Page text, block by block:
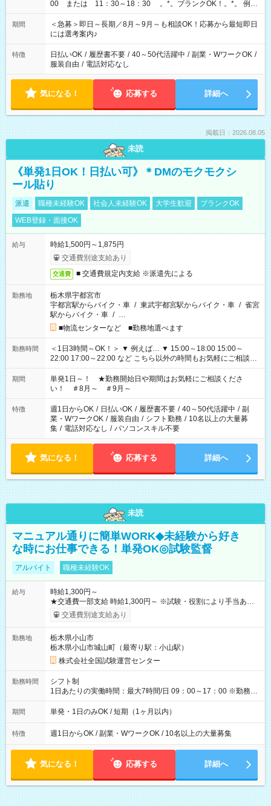
00 または 11：30～18：30 。*。ブランクOK！。*。 例え
ば前職が、 在宅/財団法人/事務/コールセンター/受付/販売/カフェ
スタッフ スイーツ販売/ホテルフロント/化粧品販売/など 様々な
業界から入社して活躍されています♪
期間
＜急募＞即日～長期／8月～9月～も相談OK！応募から最短即日
には選考案内♪
特徴 日払いOK / 履歴書不要 / 40～50代活躍中 / 副業・WワークOK /
服装自由 / 電話対応なし
気になる！ 応募する 詳細へ
掲載日：2026.08.05
未読
《単発1日OK！日払い可》＊DMのモクモクシ
ール貼り
派遣 職種未経験OK 社会人未経験OK 大学生歓迎
ブランクOK
WEB登録・面接OK
給与
時給1,500円～1,875円
交通費別途支給あり
交通費 ■ 交通費規定内支給 ※派遣先による
勤務地
栃木県宇都宮市
宇都宮駅からバイク・車 / 東武宇都宮駅からバイク・車 / 雀宮
駅からバイク・車 / …
■物流センターなど ■勤務地選べます
勤務時間
＜1日3時間～OK！＞ ▼ 例えば… ▼ 15:00～18:00 15:00～
22:00 17:00～22:00 など こちら以外の時間もお気軽にご相談く
ださい！
期間
単発1日～！ ★勤務開始日や期間はお気軽にご相談くださ
い！ ＃8月～ ＃9月～
特徴 週1日からOK / 日払いOK / 履歴書不要 / 40～50代活躍中 / 副
業・WワークOK / 服装自由 / シフト勤務 / 10名以上の大量募
集 / 電話対応なし / パソコンスキル不要
気になる！ 応募する 詳細へ
未読
マニュアル通りに簡単WORK◆未経験から好き
な時にお仕事できる！単発OK◎試験監督
アルバイト 職種未経験OK
給与
時給1,300円～
★交通費一部支給 時給1,300円～ ※試験・役割により手当あり
※勤務回数により昇給あり 【即給（前払い）オプションあ
り！】 希望される場合、勤務から1週間ほどで給与の一部を受け
例】 ・河合塾模擬試験 8:30～17:30（休憩1時間） 時給1,300円
×8時間＝日収10,400円＋交通費 ※当日の役割により時給＋100
円の場合あり ・国家試験 7:00～13:30（休憩なし） 時給1,300
円（役割手当＋100円）×6時間＝日収8,400円＋交通費 【試用期
間】試用期間なし
交通費別途支給あり
勤務地
栃木県小山市
栃木県小山市城山町（最寄り駅：小山駅）
株式会社全国試験運営センター
勤務時間
シフト制
1日あたりの実働時間：最大7時間/日 09：00～17：00 ※勤務時
間は 試験により異なります。
期間 単発・1日のみOK / 短期（1ヶ月以内）
特徴 週1日からOK / 副業・WワークOK / 10名以上の大量募集
気になる！ 応募する 詳細へ